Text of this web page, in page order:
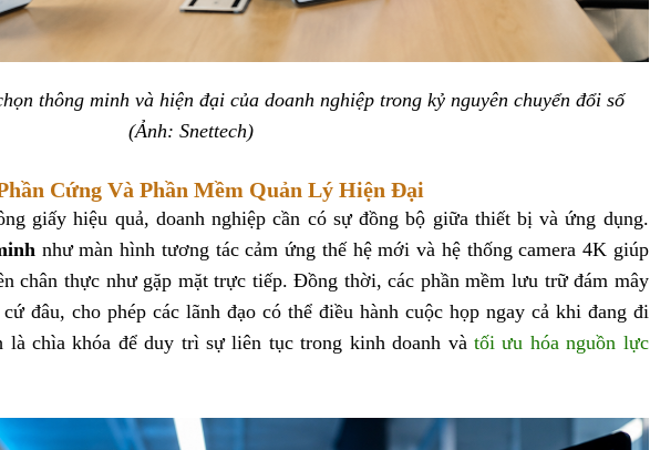
thông minh và hiện đại của doanh nghiệp trong kỷ nguyên chuyển đổi số
(Ảnh: Snettech)
Cứng Và Phần Mềm Quản Lý Hiện Đại
giấy hiệu quả, doanh nghiệp cần có sự đồng bộ giữa thiết bị và ứng dụng.
như màn hình tương tác cảm ứng thế hệ mới và hệ thống camera 4K giúp
chân thực như gặp mặt trực tiếp. Đồng thời, các phần mềm lưu trữ đám mây
đâu, cho phép các lãnh đạo có thể điều hành cuộc họp ngay cả khi đang đi
là chìa khóa để duy trì sự liên tục trong kinh doanh và tối ưu hóa nguồn lực